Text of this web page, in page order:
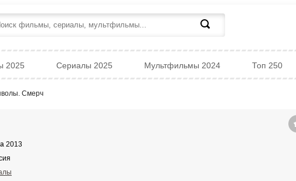
2025 Сериалы 2025 Мультфильмы 2024 Топ 250
Смерч
2013